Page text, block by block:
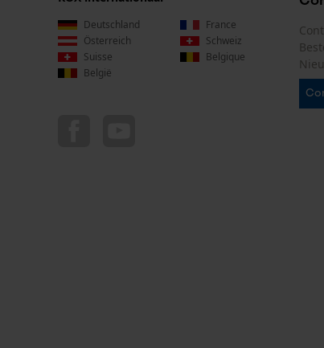
Deutschland
France
Österreich
Schweiz
Suisse
Belgique
België